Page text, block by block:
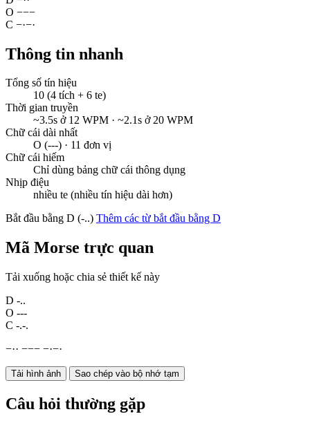
O −−−
C −·−·
Thông tin nhanh
Tổng số tín hiệu
10 (4 tích + 6 te)
Thời gian truyền
~3.5s ở 12 WPM · ~2.1s ở 20 WPM
Chữ cái dài nhất
O (---) · 11 đơn vị
Chữ cái hiếm
Chỉ dùng bảng chữ cái thông dụng
Nhịp điệu
nhiều te (nhiều tín hiệu dài hơn)
Bắt đầu bằng D (-..) Thêm các từ bắt đầu bằng D
Mã Morse trực quan
Tải xuống hoặc chia sẻ thiết kế này
D -..
O ---
C -.-.
−·· −−− −·−·
Tải hình ảnh Sao chép vào bộ nhớ tạm
Câu hỏi thường gặp